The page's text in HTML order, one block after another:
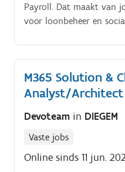
Payroll. Dat maakt van
voor loonbeheer en
M365 Solution &
Analyst/Architect
Devoteam in DIEGEM
Vaste jobs
Online sinds 11 jun.